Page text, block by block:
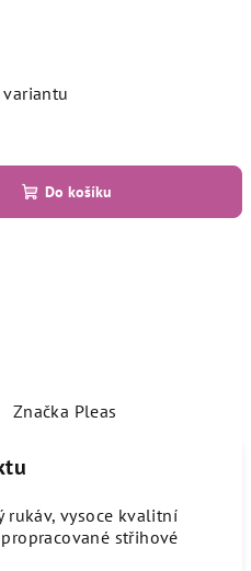
Do košíku
Značka Pleas
rukáv, vysoce kvalitní
střihové